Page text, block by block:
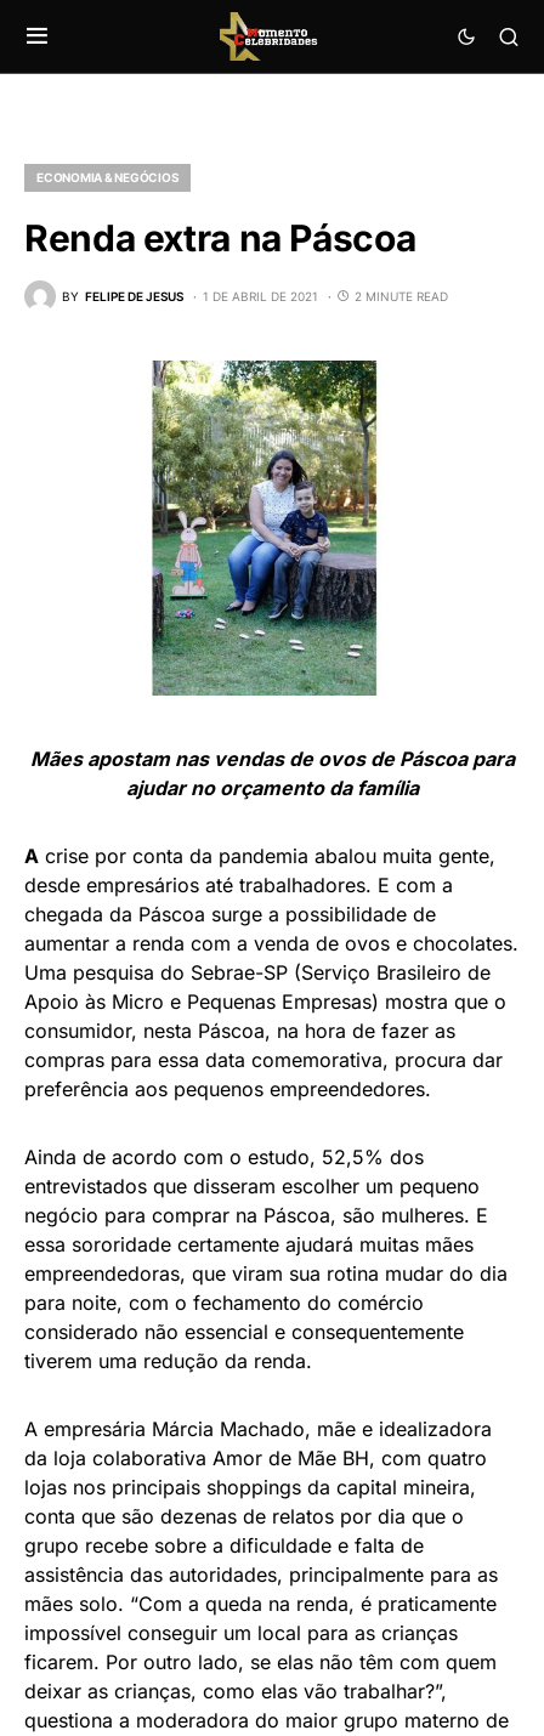
ECONOMIA & NEGÓCIOS
Renda extra na Páscoa
BY FELIPE DE JESUS 1 DE ABRIL DE 2021 2 MINUTE READ
Mães apostam nas vendas de ovos de Páscoa para
ajudar no orçamento da família
A crise por conta da pandemia abalou muita gente,
desde empresários até trabalhadores. E com a
chegada da Páscoa surge a possibilidade de
aumentar a renda com a venda de ovos e chocolates.
Uma pesquisa do Sebrae-SP (Serviço Brasileiro de
Apoio às Micro e Pequenas Empresas) mostra que o
consumidor, nesta Páscoa, na hora de fazer as
compras para essa data comemorativa, procura dar
preferência aos pequenos empreendedores.
Ainda de acordo com o estudo, 52,5% dos
entrevistados que disseram escolher um pequeno
negócio para comprar na Páscoa, são mulheres. E
essa sororidade certamente ajudará muitas mães
empreendedoras, que viram sua rotina mudar do dia
para noite, com o fechamento do comércio
considerado não essencial e consequentemente
tiverem uma redução da renda.
A empresária Márcia Machado, mãe e idealizadora
da loja colaborativa Amor de Mãe BH, com quatro
lojas nos principais shoppings da capital mineira,
conta que são dezenas de relatos por dia que o
grupo recebe sobre a dificuldade e falta de
assistência das autoridades, principalmente para as
mães solo. “Com a queda na renda, é praticamente
impossível conseguir um local para as crianças
ficarem. Por outro lado, se elas não têm com quem
deixar as crianças, como elas vão trabalhar?”,
questiona a moderadora do maior grupo materno de